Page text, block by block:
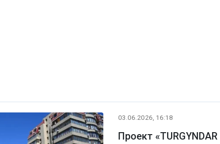
03.06.2026, 16:18
Проект